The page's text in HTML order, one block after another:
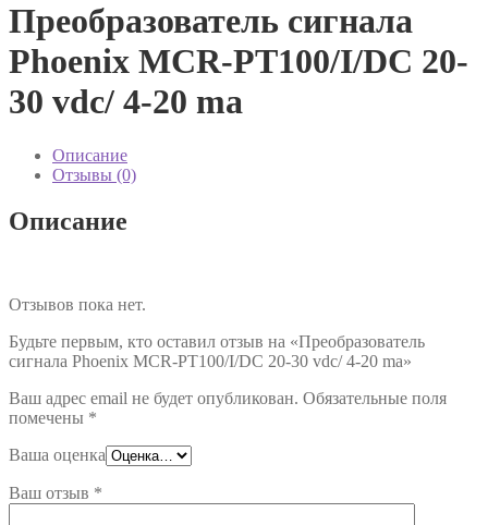
Преобразователь сигнала
Phoenix MCR-PT100/I/DC 20-
30 vdc/ 4-20 ma
Описание
Отзывы (0)
Описание
Отзывов пока нет.
Будьте первым, кто оставил отзыв на «Преобразователь
сигнала Phoenix MCR-PT100/I/DC 20-30 vdc/ 4-20 ma»
Ваш адрес email не будет опубликован. Обязательные поля
помечены *
Ваша оценка
Ваш отзыв *